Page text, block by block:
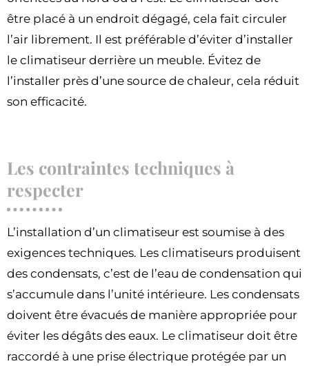
être placé à un endroit dégagé, cela fait circuler
l’air librement. Il est préférable d’éviter d’installer
le climatiseur derrière un meuble. Évitez de
l’installer près d’une source de chaleur, cela réduit
son efficacité.
Les contraintes techniques à
respecter
L’installation d’un climatiseur est soumise à des
exigences techniques. Les climatiseurs produisent
des condensats, c’est de l’eau de condensation qui
s’accumule dans l’unité intérieure. Les condensats
doivent être évacués de manière appropriée pour
éviter les dégâts des eaux. Le climatiseur doit être
raccordé à une prise électrique protégée par un